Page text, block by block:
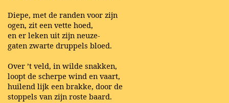
Diepe, met de randen voor zijn
ogen, zit een vette hoed,
en er leken uit zijn neuze-
gaten zwarte druppels bloed.
Over ’t veld, in wilde snakken,
loopt de scherpe wind en vaart,
huilend lijk een brakke, door de
stoppels van zijn roste baard.